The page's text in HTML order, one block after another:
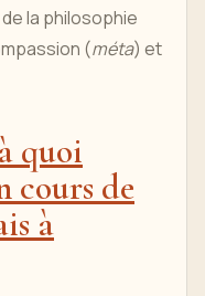
la philosophie
(méta) et
quoi
cours de
à